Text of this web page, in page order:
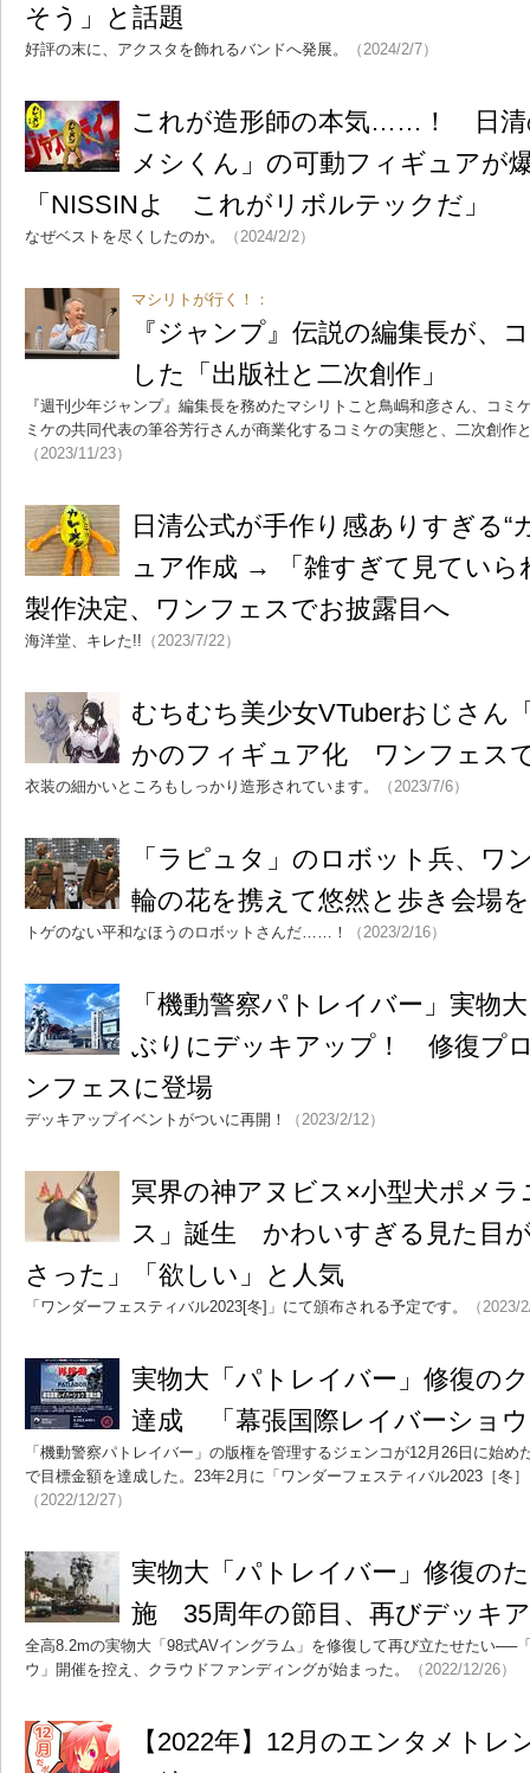
そう」と話題
好評の末に、アクスタを飾れるバンドへ発展。 （2024/2/7）
これが造形師の本気……！ 日清
メシくん」の可動フィギュアが
「NISSINよ これがリボルテックだ」
なぜベストを尽くしたのか。 （2024/2/2）
マシリトが行く！：
『ジャンプ』伝説の編集長が、
した「出版社と二次創作」
『週刊少年ジャンプ』編集長を務めたマシリトこと鳥嶋和彦さん、コミ
ミケの共同代表の筆谷芳行さんが商業化するコミケの実態と、二次創作
（2023/11/23）
日清公式が手作り感ありすぎる“
ュア作成 → 「雑すぎて見ていら
製作決定、ワンフェスでお披露目へ
海洋堂、キレた!! （2023/7/22）
むちむち美少女VTuberおじさん
かのフィギュア化 ワンフェス
衣装の細かいところもしっかり造形されています。 （2023/7/6）
「ラピュタ」のロボット兵、
輪の花を携えて悠然と歩き会場
トゲのない平和なほうのロボットさんだ……！ （2023/2/16）
「機動警察パトレイバー」実物
ぶりにデッキアップ！ 修復プ
ンフェスに登場
デッキアップイベントがついに再開！ （2023/2/12）
冥界の神アヌビス×小型犬ポメ
ス」誕生 かわいすぎる見た目
さった」「欲しい」と人気
「ワンダーフェスティバル2023[冬]」にて頒布される予定です。 （2023/
実物大「パトレイバー」修復の
達成 「幕張国際レイバーショ
「機動警察パトレイバー」の版権を管理するジェンコが12月26日に始
で目標金額を達成した。23年2月に「ワンダーフェスティバル2023［冬
（2022/12/27）
実物大「パトレイバー」修復の
施 35周年の節目、再びデッキ
全高8.2mの実物大「98式AVイングラム」を修復して再び立たせたい──
ウ」開催を控え、クラウドファンディングが始まった。
（2022/12/26）
【2022年】12月のエンタメト